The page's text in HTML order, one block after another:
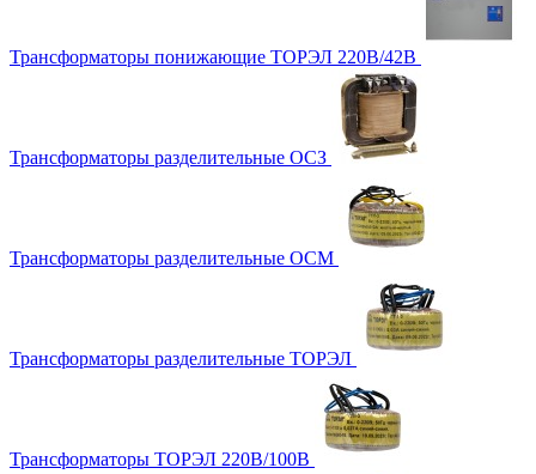
Трансформаторы понижающие ТОРЭЛ 220В/42В
Трансформаторы разделительные ОСЗ
Трансформаторы разделительные ОСМ
Трансформаторы разделительные ТОРЭЛ
Трансформаторы ТОРЭЛ 220В/100В